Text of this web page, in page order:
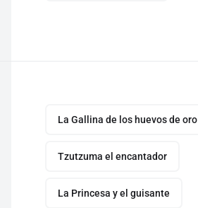
La Gallina de los huevos de oro
Tzutzuma el encantador
La Princesa y el guisante